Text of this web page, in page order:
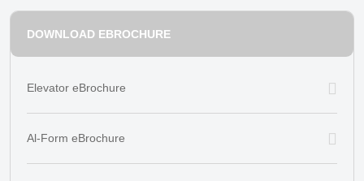
DOWNLOAD EBROCHURE
Elevator eBrochure
Al-Form eBrochure